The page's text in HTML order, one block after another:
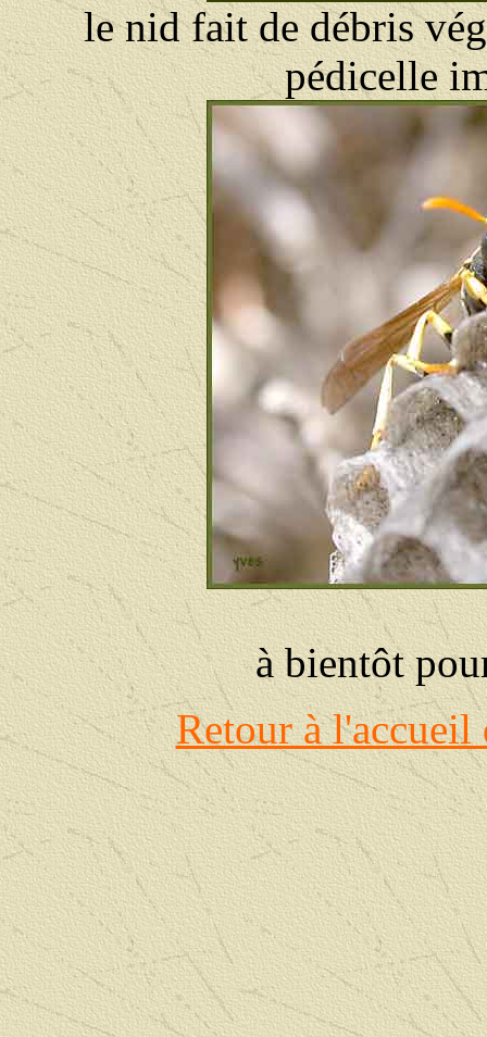
le nid fait de débris
pédicelle
à bientôt
Retour à l'accueil